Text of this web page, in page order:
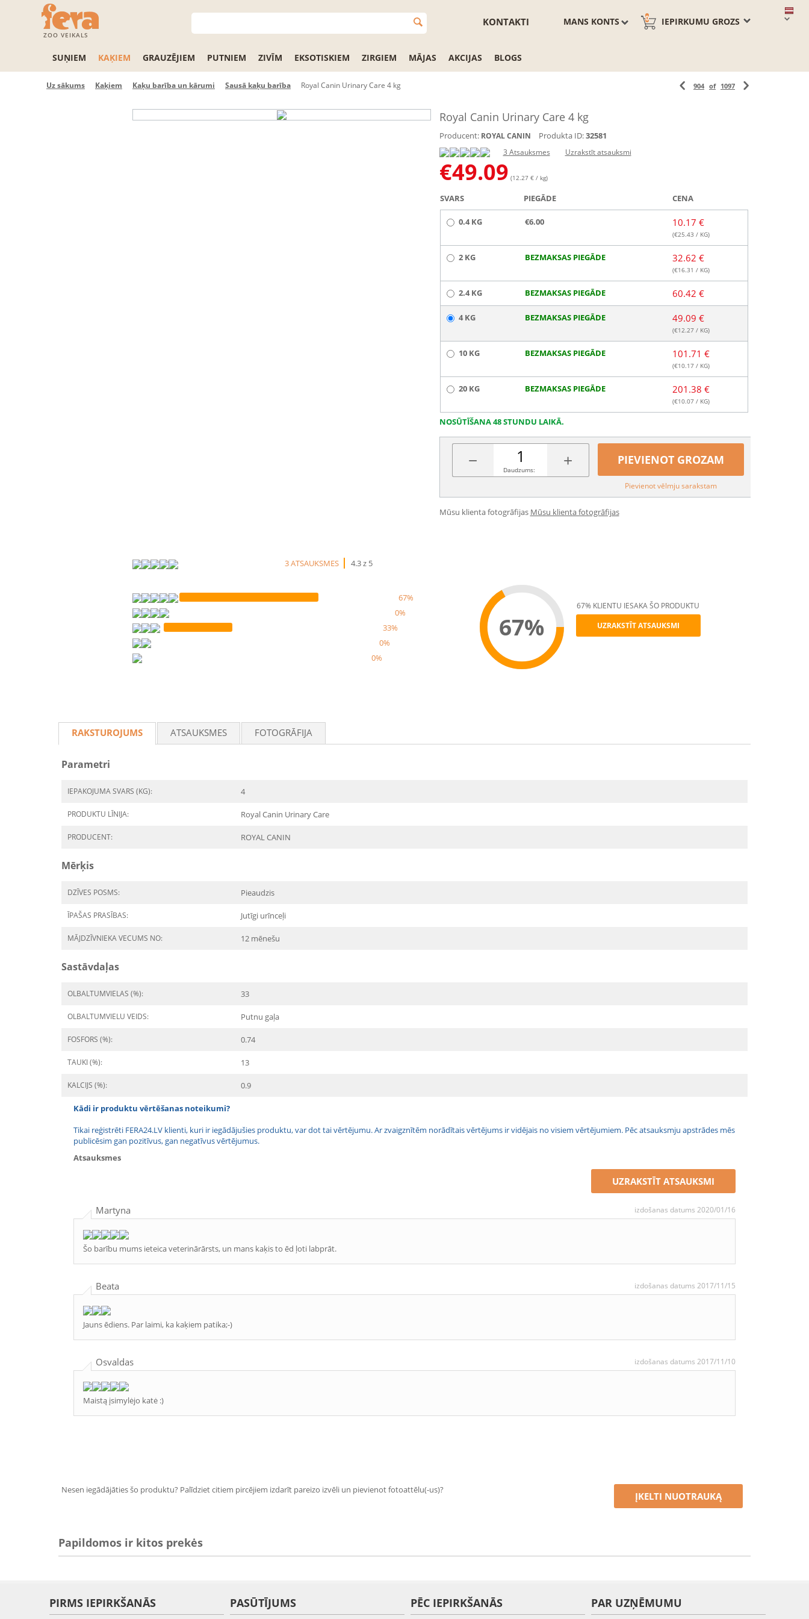
ZOO VEIKALS
IEPIRKUMU GROZS
0
MANS KONTS
KONTAKTI
SUŅIEM KAĶIEM GRAUZĒJIEM PUTNIEM ZIVĪM EKSOTISKIEM ZIRGIEM MĀJAS AKCIJAS BLOGS
Uz sākums Kaķiem Kaķu barība un kārumi Sausā kaķu barība Royal Canin Urinary Care 4 kg 904 of 1097
Royal Canin Urinary Care 4 kg
Producent: ROYAL CANIN Produkta ID:32581
3 Atsauksmes Uzrakstīt atsauksmi
€49.09 (12.27 € / kg)
SVARS PIEGĀDE CENA
0.4 KG €6.00 10.17 €
(€25.43 / KG)
2 KG BEZMAKSAS PIEGĀDE 32.62 €
(€16.31 / KG)
2.4 KG BEZMAKSAS PIEGĀDE 60.42 €
4 KG BEZMAKSAS PIEGĀDE 49.09 €
(€12.27/ KG)
10 KG BEZMAKSAS PIEGĀDE 101.71 €
(€10.17/ KG)
20 KG BEZMAKSAS PIEGĀDE 201.38 €
(€10.07/ KG)
NOSŪTĪŠANA 48 STUNDU LAIKĀ.
− +
Daudzums:
PIEVIENOT GROZAM
Pievienot vēlmju sarakstam
Mūsu klienta fotogrāfijas Mūsu klienta fotogrāfijas
3 ATSAUKSMES 4.3 z 5
67%
0%
33%
0%
0%
67%
67% KLIENTU IESAKA ŠO PRODUKTU
UZRAKSTĪT ATSAUKSMI
RAKSTUROJUMS ATSAUKSMES FOTOGRĀFIJA
Parametri
IEPAKOJUMA SVARS (KG): 4
PRODUKTU LĪNIJA: Royal Canin Urinary Care
PRODUCENT: ROYAL CANIN
Mērķis
DZĪVES POSMS: Pieaudzis
ĪPAŠAS PRASĪBAS: Jutīgi urīnceļi
MĀJDZĪVNIEKA VECUMS NO: 12 mēnešu
Sastāvdaļas
OLBALTUMVIELAS (%): 33
OLBALTUMVIELU VEIDS: Putnu gaļa
FOSFORS (%): 0.74
TAUKI (%): 13
KALCIJS (%): 0.9
Kādi ir produktu vērtēšanas noteikumi?
Tikai reģistrēti FERA24.LV klienti, kuri ir iegādājušies produktu, var dot tai vērtējumu. Ar zvaigznītēm norādītais vērtējums ir vidējais no visiem vērtējumiem. Pēc atsauksmju apstrādes mēs
publicēsim gan pozitīvus, gan negatīvus vērtējumus.
Atsauksmes
UZRAKSTĪT ATSAUKSMI
Martyna izdošanas datums 2020/01/16
Šo barību mums ieteica veterinārārsts, un mans kaķis to ēd ļoti labprāt.
Beata izdošanas datums 2017/11/15
Jauns ēdiens. Par laimi, ka kaķiem patika;-)
Osvaldas izdošanas datums 2017/11/10
Maistą įsimylėjo katė :)
Nesen iegādājāties šo produktu? Palīdziet citiem pircējiem izdarīt pareizo izvēli un pievienot fotoattēlu(-us)?
ĮKELTI NUOTRAUKĄ
Papildomos ir kitos prekės
PIRMS IEPIRKŠANĀS PASŪTĪJUMS PĒC IEPIRKŠANĀS PAR UZŅĒMUMU